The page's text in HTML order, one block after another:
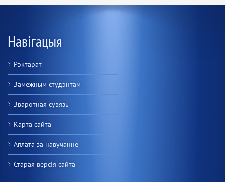
Навігацыя
Рэктарат
Замежным студэнтам
Зваротная сувязь
Карта сайта
Аплата за навучанне
Старая версiя сайта